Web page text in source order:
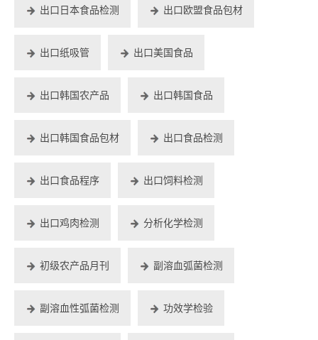
出口日本食品检测 出口欧盟食品包材
出口纸吸管 出口美国食品
出口韩国农产品 出口韩国食品
出口韩国食品包材 出口食品检测
出口食品程序 出口饲料检测
出口鸡肉检测 分析化学检测
初级农产品月刊 副溶血弧菌检测
副溶血性弧菌检测 功效学检验